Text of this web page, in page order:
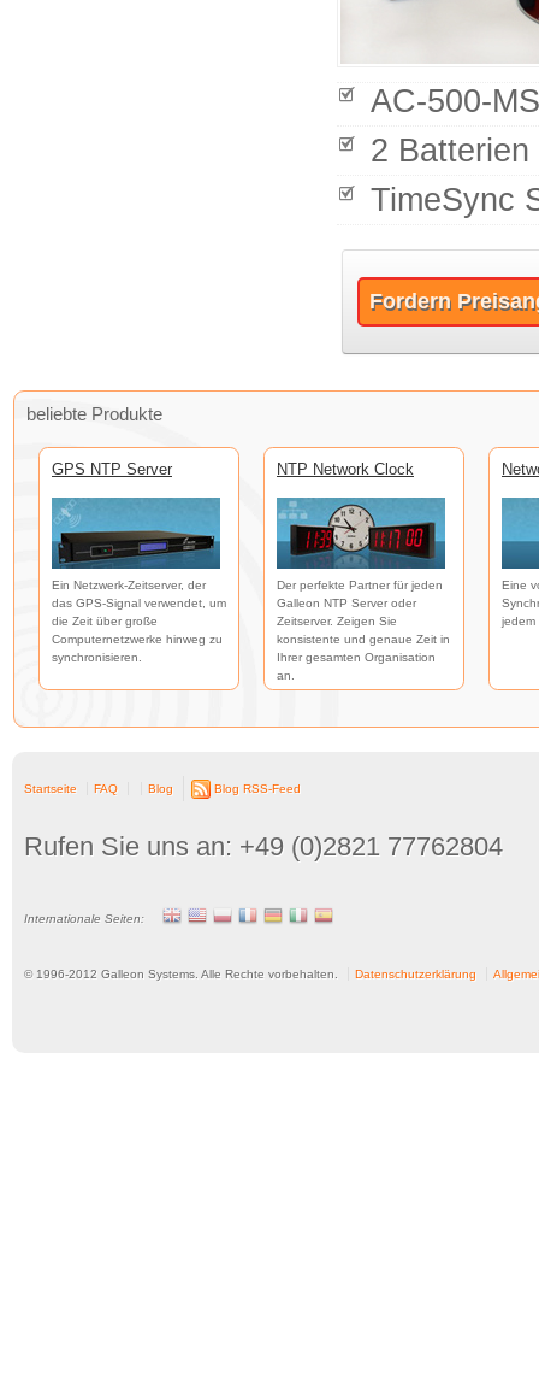
AC-500-
2
TimeSync
Fordern
beliebte Produkte
GPS NTP Server
Ein Netzwerk-Zeitserver, der
das GPS-Signal verwendet, um
die Zeit über große
Computernetzwerke hinweg zu
synchronisieren.
NTP Network Clock
Der perfekte Partner für jeden
Galleon NTP Server oder
Zeitserver. Zeigen Sie
konsistente und genaue Zeit in
Ihrer gesamten Organisation
an.
Eine
jedem
Startseite FAQ Blog Blog RSS-Feed
Rufen Sie uns an: +49 (0)2821 77762804
Internationale Seiten:
© 1996-2012 Galleon Systems. Alle Rechte vorbehalten. Datenschutzerklärung